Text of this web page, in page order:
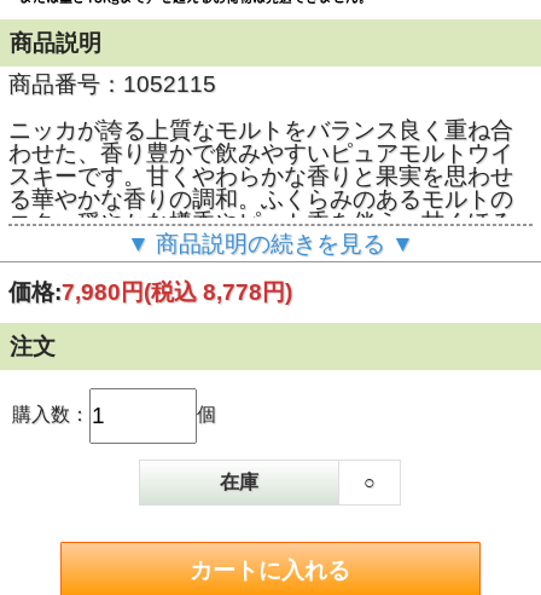
商品説明
商品番号：1052115
ニッカが誇る上質なモルトをバランス良く重ね合
わせた、香り豊かで飲みやすいピュアモルトウイ
スキーです。甘くやわらかな香りと果実を思わせ
る華やかな香りの調和。ふくらみのあるモルトの
コク。穏やかな樽香やピート香を伴う、甘くほろ
苦い余韻が特徴です。
43度 700ml ※逆輸入品です
▼ 商品説明の続きを見る ▼
価格:7,980円(税込 8,778円)
注文
購入数： 個
在庫 ○